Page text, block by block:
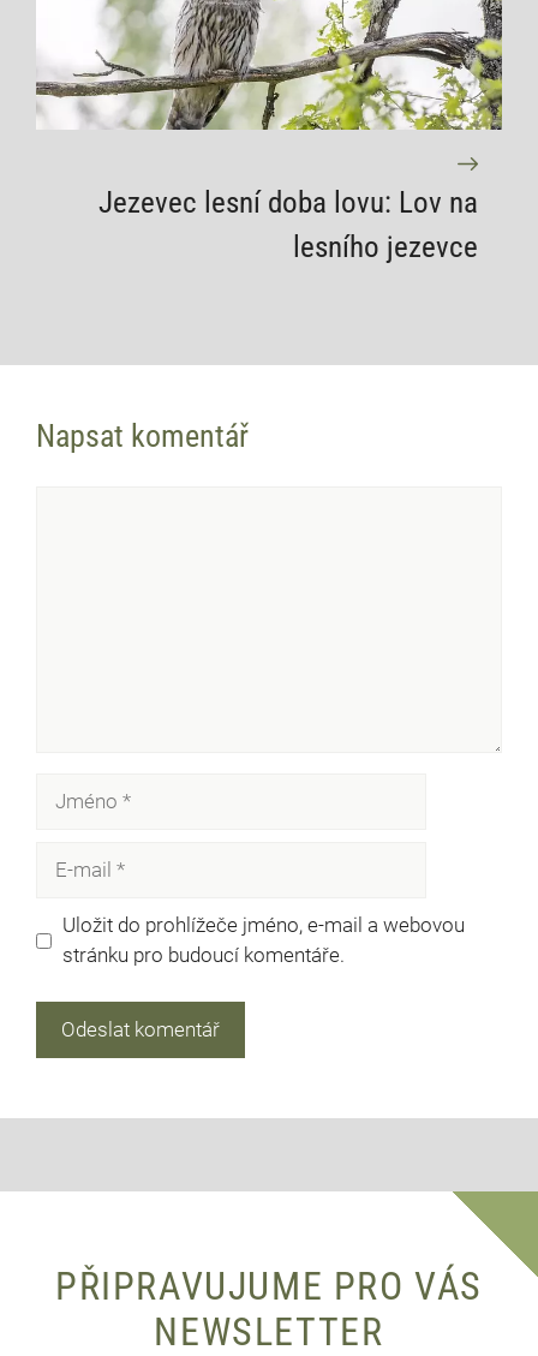
Jezevec lesní doba lovu: Lov na
lesního jezevce
Napsat komentář
Uložit do prohlížeče jméno, e-mail a webovou
stránku pro budoucí komentáře.
PŘIPRAVUJUME PRO VÁS
NEWSLETTER